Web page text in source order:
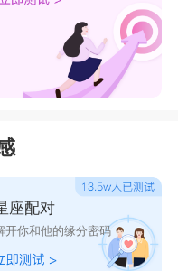
帝”、“令”、“主”、“
，宜称“大”，发号
、玛、瑗、瑜、瑶、
、夫、天、奂、奏、
座配对
开你和他的缘分密码